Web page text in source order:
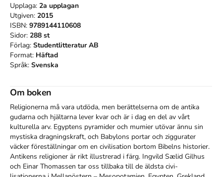
Upplaga: 2a upplagan
Utgiven: 2015
ISBN: 9789144110608
Sidor: 288 st
Förlag: Studentlitteratur AB
Format: Häftad
Språk: Svenska
Om boken
Religionerna må vara utdöda, men berättelserna om de antika
gudarna och hjältarna lever kvar och är i dag en del av vårt
kulturella arv. Egyptens pyramider och mumier utövar ännu sin
mystiska dragningskraft, och Babylons portar och ziggurater
väcker föreställningar om en civilisation bortom Bibelns historier.
Antikens religioner är rikt illustrerad i färg. Ingvild Sælid Gilhus
och Einar Thomassen tar oss tillbaka till de äldsta civi-